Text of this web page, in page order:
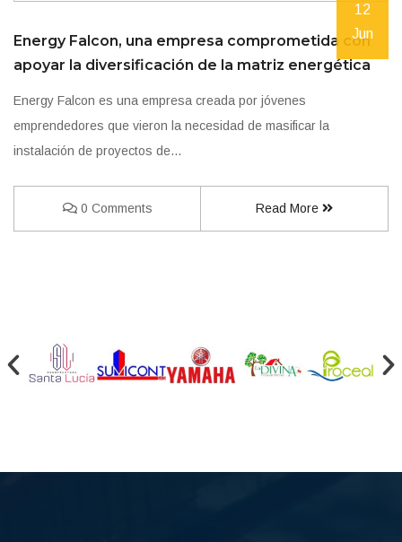
12
Jun
Energy Falcon, una empresa comprometida con
apoyar la diversificación de la matriz energética
Energy Falcon es una empresa creada por jóvenes
emprendedores que vieron la necesidad de masificar la
instalación de proyectos de…
0 Comments Read More